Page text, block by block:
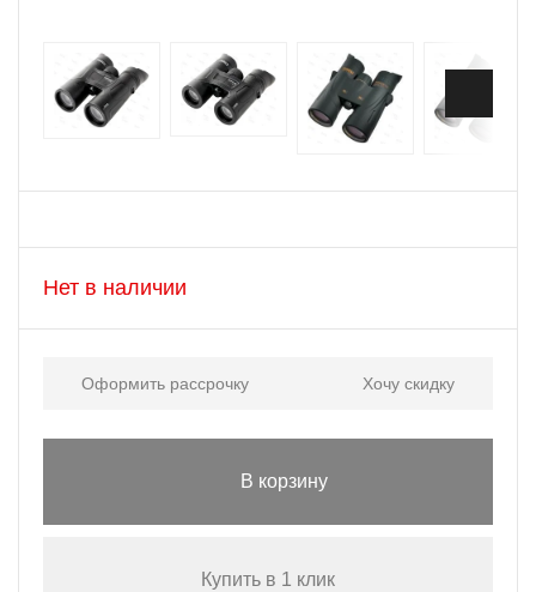
Нет в наличии
Оформить рассрочку Хочу скидку
В корзину
Купить в 1 клик